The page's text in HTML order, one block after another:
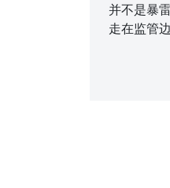
并不是暴
走在监管